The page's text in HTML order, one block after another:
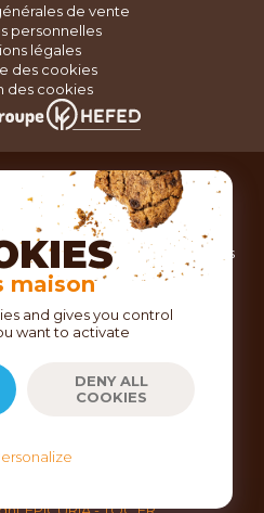
de vente
personnelles
légales
des cookies
des cookies
cuisine pour concocter de
dignes d’un grand chef ?
de cuisine, nous vous
de produits issus des meilleures
Ustensiles de pâtisserie,
table, ustensiles de cuisine,
chaleureux au sein de nos 21
également tout votre matériel
internet toc.fr
la vente à distance depuis 2018.
EPICURIA - TOC.FR
maison
and gives you control
want to activate
DENY ALL
COOKIES